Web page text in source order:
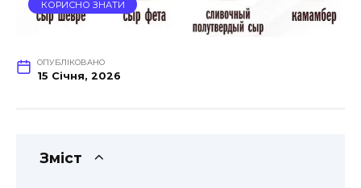
КОРИСНО ЗНАТИ
ОПУБЛІКОВАНО
15 Січня, 2026
Зміст